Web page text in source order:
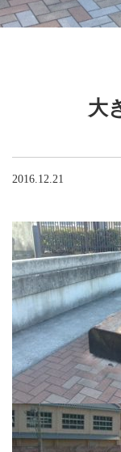
大
2016.12.21